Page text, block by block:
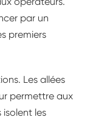
par un
premiers
Les allées
permettre aux
isolent les